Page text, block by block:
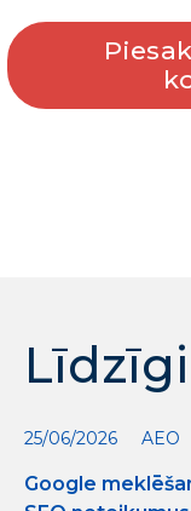
25/06/2026 AEO
Google